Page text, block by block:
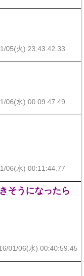
05(火) 23:43:42.33
06(水) 00:09:47.49
06(水) 00:11:44.77
そうになったら
01/06(水) 00:40:59.45